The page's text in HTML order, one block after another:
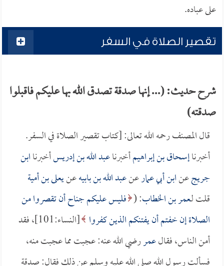
على عباده.
تقصير الصلاة في السفر
شرح حديث: (... إنها صدقة تصدق الله بها عليكم فاقبلوا
صدقته)
قال المصنف رحمه الله تعالى: [كتاب تقصير الصلاة في السفر.
أخبرناإسحاق بن إبراهيمأخبرناعبد الله بن إدريسأخبرناابن
جريجعنابن أبي عمارعنعبد الله بن بابيهعنيعلى بن أمية
قلت لـعمر بن الخطاب: ( فليس عليكم جناح أن تقصروا من
الصلاة إن خفتم أن يفتنكم الذين كفروا
[النساء:101]، فقد
أمن الناس، فقالعمررضي الله عنه: عجبت مما عجبت منه،